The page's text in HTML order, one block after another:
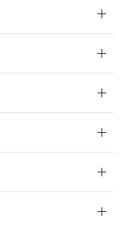
おりま